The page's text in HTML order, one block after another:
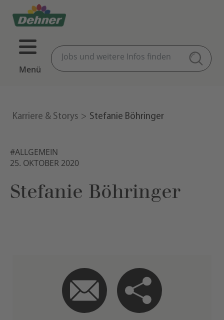
Menü
Karriere & Storys Stefanie Böhringer
#ALLGEMEIN
25. OKTOBER 2020
Stefanie Böhringer